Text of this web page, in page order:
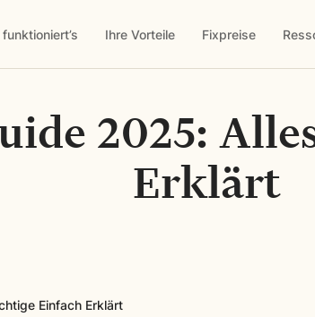
funktioniert’s Ihre Vorteile Fixpreise
2025:
Erklärt
Einfach Erklärt